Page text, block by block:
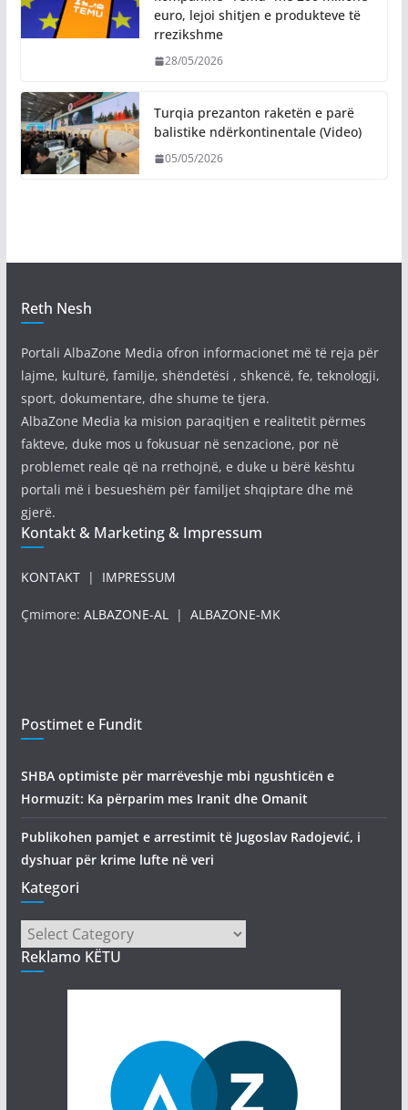
euro, lejoi shitjen e produkteve të
rrezikshme
28/05/2026
Turqia prezanton raketën e parë
balistike ndërkontinentale (Video)
05/05/2026
Reth Nesh
Portali AlbaZone Media ofron informacionet më të reja për
lajme, kulturë, familje, shëndetësi , shkencë, fe, teknologji,
sport, dokumentare, dhe shume te tjera.
AlbaZone Media ka mision paraqitjen e realitetit përmes
fakteve, duke mos u fokusuar në senzacione, por në
problemet reale që na rrethojnë, e duke u bërë kështu
portali më i besueshëm për familjet shqiptare dhe më
gjerë.
Kontakt & Marketing & Impressum
KONTAKT| IMPRESSUM
Çmimore: ALBAZONE-AL| ALBAZONE-MK
Postimet e Fundit
SHBA optimiste për marrëveshje mbi ngushticën e
Hormuzit: Ka përparim mes Iranit dhe Omanit
Publikohen pamjet e arrestimit të Jugoslav Radojević, i
dyshuar për krime lufte në veri
Kategori
Kategori
Reklamo KËTU